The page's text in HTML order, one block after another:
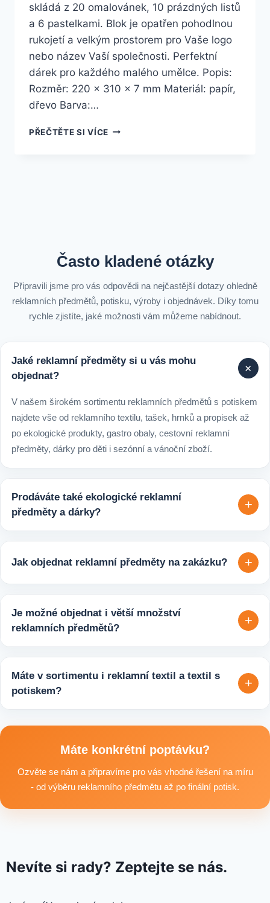
skládá z 20 omalovánek, 10 prázdných listů
a 6 pastelkami. Blok je opatřen pohodlnou
rukojetí a velkým prostorem pro Vaše logo
nebo název Vaší společnosti. Perfektní
dárek pro každého malého umělce. Popis:
Rozměr: 220 x 310 x 7 mm Materiál: papír,
dřevo Barva:…
PŘEČTĚTE SI VÍCE
Často kladené otázky
Připravili jsme pro vás odpovědi na nejčastější dotazy ohledně
reklamních předmětů, potisku, výroby i objednávek. Díky tomu
rychle zjistíte, jaké možnosti vám můžeme nabídnout.
Jaké reklamní předměty si u vás mohu
objednat?
+
V našem širokém sortimentu reklamních předmětů s potiskem
najdete vše od reklamního textilu, tašek, hrnků a propisek až
po ekologické produkty, gastro obaly, cestovní reklamní
předměty, dárky pro děti i sezónní a vánoční zboží.
Prodáváte také ekologické reklamní
předměty a dárky?
+
reklamních předmětů. K dispozici jsou i ekologicky udržitelné
varianty, které jsou vhodné pro firmy, jež chtějí spojit svojí
propagaci s odpovědným přístupem k životnímu prostředí.
Jak objednat reklamní předměty na zakázku? +
počtem kusů a představou o potisku. Následně si s vámi
upřesníme doplňující detaily, doporučíme vhodné varianty
Je možné objednat i větší množství
reklamních předmětů?
+
tisíců kusů pro firmy, eventy, gastro provozy nebo dlouhodobé
reklamní kampaně. Připravíme ideální řešení podle rozpočtu,
Máte v sortimentu i reklamní textil a textil s
potiskem?
+
textilní produkty vhodné pro branding, promo akce i firemní
Máte konkrétní poptávku?
Ozvěte se nám a připravíme pro vás vhodné řešení na míru
- od výběru reklamního předmětu až po finální potisk.
Nevíte si rady? Zeptejte se nás.